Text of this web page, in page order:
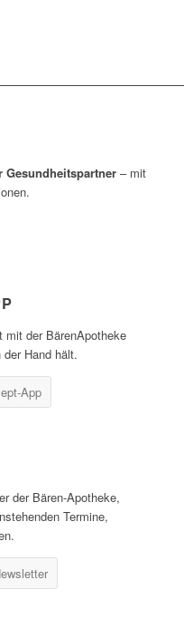
Gesundheitspartner– mit
der BärenApotheke
Hand hält.
App
der Bären-Apotheke,
Termine,